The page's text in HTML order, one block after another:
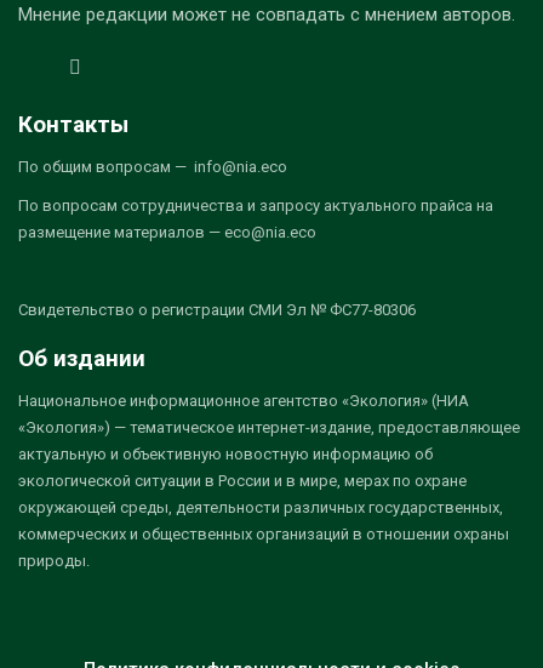
Мнение редакции может не совпадать с мнением авторов.
Контакты
По общим вопросам — info@nia.eco
По вопросам сотрудничества и запросу актуального прайса на
размещение материалов — eco@nia.eco
Свидетельство о регистрации СМИ Эл № ФС77-80306
Об издании
Национальное информационное агентство «Экология» (НИА
«Экология») — тематическое интернет-издание, предоставляющее
актуальную и объективную новостную информацию об
экологической ситуации в России и в мире, мерах по охране
окружающей среды, деятельности различных государственных,
коммерческих и общественных организаций в отношении охраны
природы.